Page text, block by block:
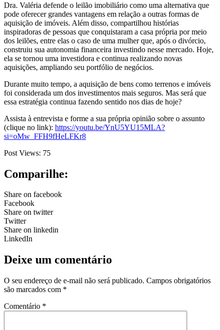
Dra. Valéria defende o leilão imobiliário como uma alternativa que
pode oferecer grandes vantagens em relação a outras formas de
aquisição de imóveis. Além disso, compartilhou histórias
inspiradoras de pessoas que conquistaram a casa própria por meio
dos leilões, entre elas o caso de uma mulher que, após o divórcio,
construiu sua autonomia financeira investindo nesse mercado. Hoje,
ela se tornou uma investidora e continua realizando novas
aquisições, ampliando seu portfólio de negócios.
Durante muito tempo, a aquisição de bens como terrenos e imóveis
foi considerada um dos investimentos mais seguros. Mas será que
essa estratégia continua fazendo sentido nos dias de hoje?
Assista à entrevista e forme a sua própria opinião sobre o assunto
(clique no link): https://youtu.be/YnU5YU15MLA?
si=oMw_FFH9fHeLFKr8
Post Views: 75
Comparilhe:
Share on facebook
Facebook
Share on twitter
Twitter
Share on linkedin
LinkedIn
Deixe um comentário
O seu endereço de e-mail não será publicado. Campos obrigatórios
são marcados com *
Comentário *